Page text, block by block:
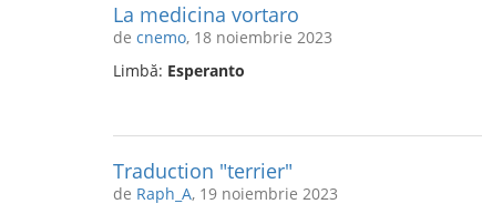
La medicina vortaro
de cnemo, 18 noiembrie 2023
Limbă: Esperanto
Traduction "terrier"
de Raph_A, 19 noiembrie 2023